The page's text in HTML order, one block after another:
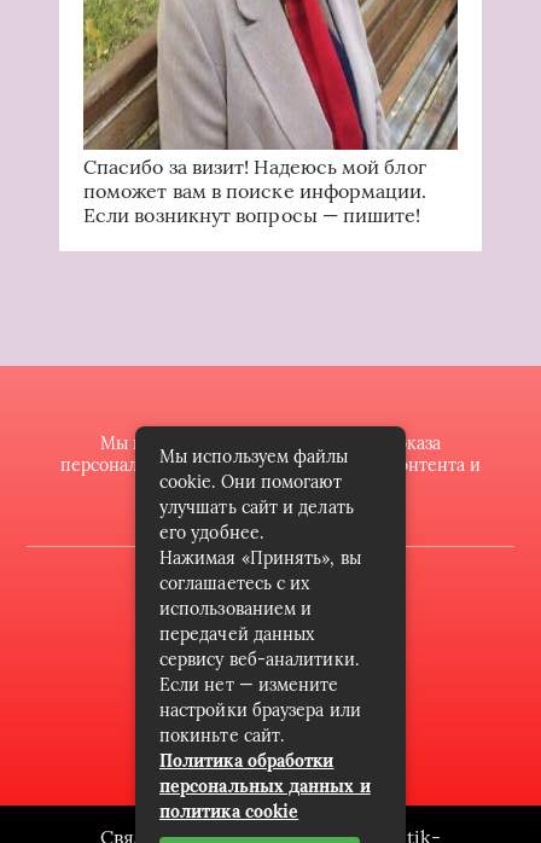
Спасибо за визит! Надеюсь мой блог
поможет вам в поиске информации.
Если возникнут вопросы — пишите!
Мы используем файлы cookie для показа
персонализированной рекламы и/или контента и
анализа нашего трафика.
2022 © butik-doll.ru
Карта сайта
Контакты
Пользовательское соглашение
Архив
Связаться с редакцией сайта: butik-
Мы используем файлы
cookie. Они помогают
улучшать сайт и делать
его удобнее.
Нажимая «Принять», вы
соглашаетесь с их
использованием и
передачей данных
сервису веб-аналитики.
Если нет — измените
настройки браузера или
покиньте сайт.
Политика обработки
персональных данных и
политика cookie